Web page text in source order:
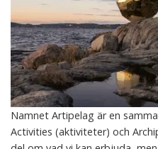
Namnet Artipelag är en
Activities (aktiviteter) och